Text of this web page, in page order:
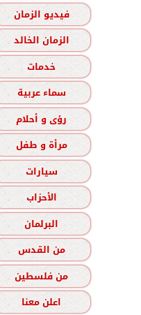
فيديو الزمان
الزمان الخالد
خدمات
سماء عربية
رؤى و أحلام
مرأة و طفل
سيارات
الأحزاب
البرلمان
من القدس
من فلسطين
اعلن معنا